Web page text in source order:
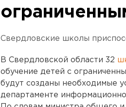
Свердловские школы
В Свердловской области 32
обучение детей с
будут созданы необходимые
департаменте